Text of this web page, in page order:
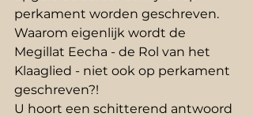
perkament worden geschreven.
Waarom eigenlijk wordt de
Megillat Eecha - de Rol van het
Klaaglied - niet ook op perkament
geschreven?!
U hoort een schitterend antwoord